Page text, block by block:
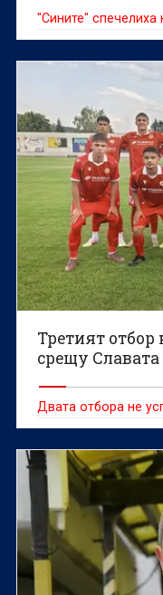
"Сините"
Третият
срещу Славата
Двата отбора не